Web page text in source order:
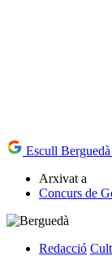
Escull
Arxivat a
Concurs de
Redacció